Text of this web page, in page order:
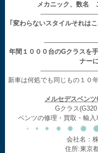
メカニック、数名
｢変わらないスタイルそれは
年間１０００台のGクラスを
ナー
新車は何処でも同じもの１０
メルセデスベン
Gクラス
ベンツの修理・買取・輸
会社名：
住所:東京